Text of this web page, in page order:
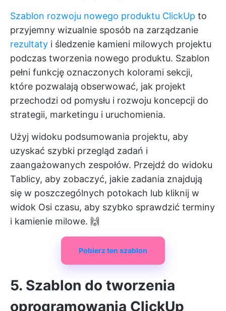
Szablon rozwoju nowego produktu ClickUp to
przyjemny wizualnie sposób na zarządzanie
rezultaty i śledzenie kamieni milowych projektu
podczas tworzenia nowego produktu. Szablon
pełni funkcję oznaczonych kolorami sekcji,
które pozwalają obserwować, jak projekt
przechodzi od pomysłu i rozwoju koncepcji do
strategii, marketingu i uruchomienia.
Użyj widoku podsumowania projektu, aby
uzyskać szybki przegląd zadań i
zaangażowanych zespołów. Przejdź do widoku
Tablicy, aby zobaczyć, jakie zadania znajdują
się w poszczególnych potokach lub kliknij w
widok Osi czasu, aby szybko sprawdzić terminy
i kamienie milowe. 🙌
Pobierz ten szablon
5. Szablon do tworzenia
oprogramowania ClickUp